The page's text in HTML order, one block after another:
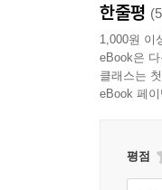
한줄평
1,000원 이
eBook은
클래스는
eBook 페
평점